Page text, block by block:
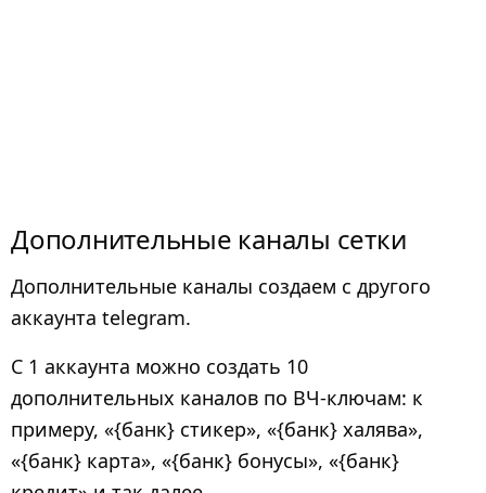
Дополнительные каналы сетки
Дополнительные каналы создаем с другого
аккаунта telegram.
С 1 аккаунта можно создать 10
дополнительных каналов по ВЧ-ключам: к
примеру, «{банк} стикер», «{банк} халява»,
«{банк} карта», «{банк} бонусы», «{банк}